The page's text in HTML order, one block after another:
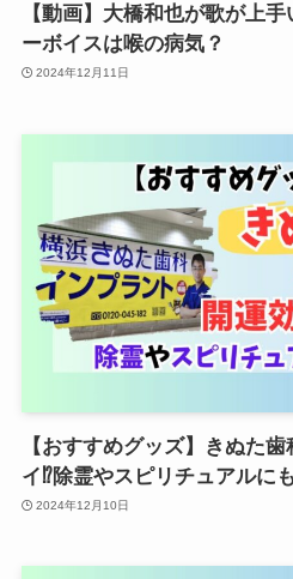
【動画】大橋和也が歌が上
ーボイスは喉の病気？
2024年12月11日
【おすすめグッズ】きぬた
イ⁉除霊やスピリチュアルにも
2024年12月10日